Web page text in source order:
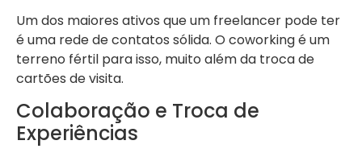
Um dos maiores ativos que um freelancer pode ter
é uma rede de contatos sólida. O coworking é um
terreno fértil para isso, muito além da troca de
cartões de visita.
Colaboração e Troca de
Experiências